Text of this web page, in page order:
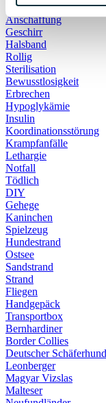
Infektionskrankheiten
Anschaffung
Geschirr
Halsband
Rollig
Sterilisation
Bewusstlosigkeit
Erbrechen
Hypoglykämie
Insulin
Koordinationsstörung
Krampfanfälle
Lethargie
Notfall
Tödlich
DIY
Gehege
Kaninchen
Spielzeug
Hundestrand
Ostsee
Sandstrand
Strand
Fliegen
Handgepäck
Transportbox
Bernhardiner
Border Collies
Deutscher Schäferhund
Leonberger
Magyar Vizslas
Malteser